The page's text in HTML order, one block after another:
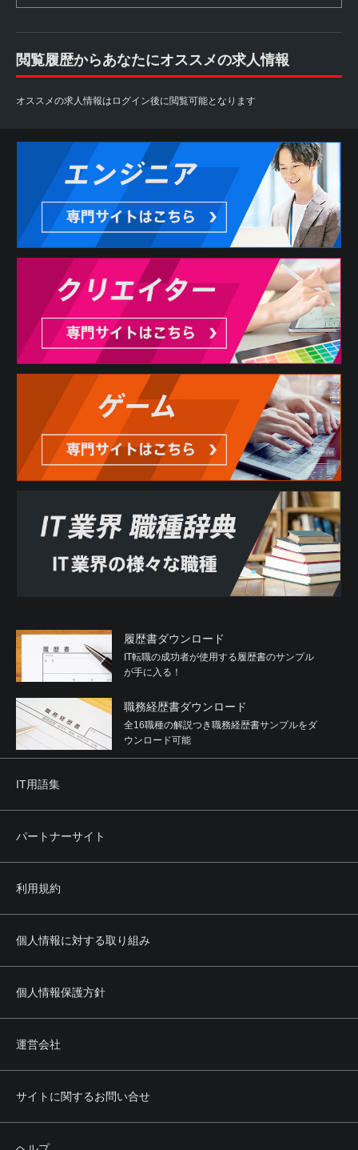
閲覧履歴からあなたにオススメの求人情報
オススメの求人情報はログイン後に閲覧可能となります
履歴書ダウンロード
IT転職の成功者が使用する履歴書のサンプル
が手に入る！
職務経歴書ダウンロード
全16職種の解説つき職務経歴書サンプルをダ
ウンロード可能
IT用語集
パートナーサイト
利用規約
個人情報に対する取り組み
個人情報保護方針
運営会社
サイトに関するお問い合せ